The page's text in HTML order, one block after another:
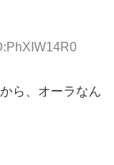
ら、オーラなん